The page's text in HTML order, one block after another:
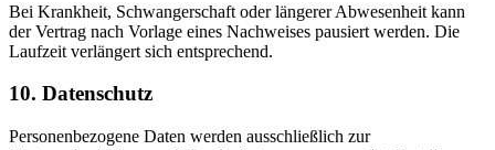
Bei Krankheit, Schwangerschaft oder längerer Abwesenheit kann
der Vertrag nach Vorlage eines Nachweises pausiert werden. Die
Laufzeit verlängert sich entsprechend.
10. Datenschutz
Personenbezogene Daten werden ausschließlich zur